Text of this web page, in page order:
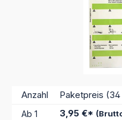
Anzahl Paketpreis (34
Ab 1 3,95 €*